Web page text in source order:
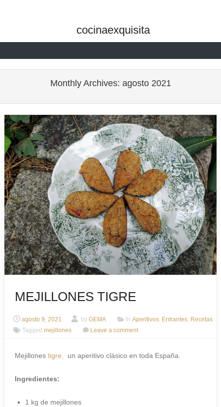
cocinaexquisita
Monthly Archives: agosto 2021
MEJILLONES TIGRE
agosto 9, 2021 by GEMA In Aperitivos, Entrantes, Recetas
Tagged mejillones Leave a comment
Mejillones tigre, un aperitivo clásico en toda España.
Ingredientes:
1 kg de mejillones